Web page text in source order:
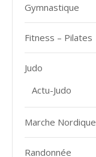
Gymnastique
Fitness – Pilates
Judo
Actu-Judo
Marche Nordique
Randonnée